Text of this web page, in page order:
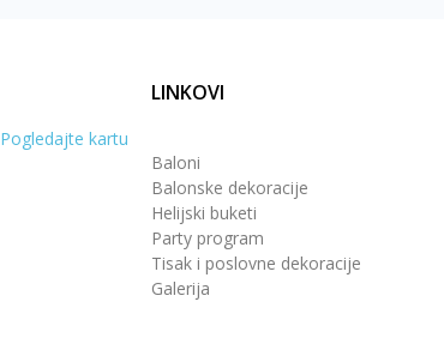
Pogledajte kartu
LINKOVI
Baloni
Balonske dekoracije
Helijski buketi
Party program
Tisak i poslovne dekoracije
Galerija